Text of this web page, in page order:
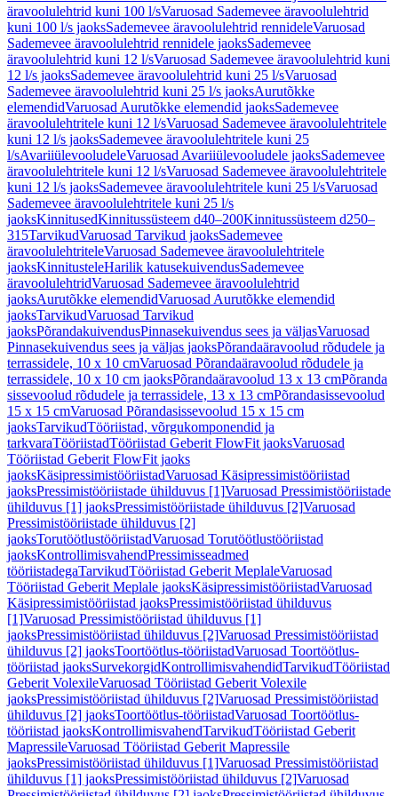
äravoolulehtrid kuni 100 l/sVaruosad Sademevee äravoolulehtrid
kuni 100 l/s jaoksSademevee äravoolulehtrid rennideleVaruosad
Sademevee äravoolulehtrid rennidele jaoksSademevee
äravoolulehtrid kuni 12 l/sVaruosad Sademevee äravoolulehtrid kuni
12 l/s jaoksSademevee äravoolulehtrid kuni 25 l/sVaruosad
Sademevee äravoolulehtrid kuni 25 l/s jaoksAurutõkke
elemendidVaruosad Aurutõkke elemendid jaoksSademevee
äravoolulehtritele kuni 12 l/sVaruosad Sademevee äravoolulehtritele
kuni 12 l/s jaoksSademevee äravoolulehtritele kuni 25
l/sAvariiülevooludeleVaruosad Avariiülevooludele jaoksSademevee
äravoolulehtritele kuni 12 l/sVaruosad Sademevee äravoolulehtritele
kuni 12 l/s jaoksSademevee äravoolulehtritele kuni 25 l/sVaruosad
Sademevee äravoolulehtritele kuni 25 l/s
jaoksKinnitusedKinnitussüsteem d40–200Kinnitussüsteem d250–
315TarvikudVaruosad Tarvikud jaoksSademevee
äravoolulehtriteleVaruosad Sademevee äravoolulehtritele
jaoksKinnitusteleHarilik katusekuivendusSademevee
äravoolulehtridVaruosad Sademevee äravoolulehtrid
jaoksAurutõkke elemendidVaruosad Aurutõkke elemendid
jaoksTarvikudVaruosad Tarvikud
jaoksPõrandakuivendusPinnasekuivendus sees ja väljasVaruosad
Pinnasekuivendus sees ja väljas jaoksPõrandaäravoolud rõdudele ja
terrassidele, 10 x 10 cmVaruosad Põrandaäravoolud rõdudele ja
terrassidele, 10 x 10 cm jaoksPõrandaäravoolud 13 x 13 cmPõranda
sissevoolud rõdudele ja terrassidele, 13 x 13 cmPõrandasissevoolud
15 x 15 cmVaruosad Põrandasissevoolud 15 x 15 cm
jaoksTarvikudTööriistad, võrgukomponendid ja
tarkvaraTööriistadTööriistad Geberit FlowFit jaoksVaruosad
Tööriistad Geberit FlowFit jaoks
jaoksKäsipressimistööriistadVaruosad Käsipressimistööriistad
jaoksPressimistööriistade ühilduvus [1]Varuosad Pressimistööriistade
ühilduvus [1] jaoksPressimistööriistade ühilduvus [2]Varuosad
Pressimistööriistade ühilduvus [2]
jaoksTorutöötlustööriistadVaruosad Torutöötlustööriistad
jaoksKontrollimisvahendPressimisseadmed
tööriistadegaTarvikudTööriistad Geberit MeplaleVaruosad
Tööriistad Geberit Meplale jaoksKäsipressimistööriistadVaruosad
Käsipressimistööriistad jaoksPressimistööriistad ühilduvus
[1]Varuosad Pressimistööriistad ühilduvus [1]
jaoksPressimistööriistad ühilduvus [2]Varuosad Pressimistööriistad
ühilduvus [2] jaoksToortöötlus-tööriistadVaruosad Toortöötlus-
tööriistad jaoksSurvekorgidKontrollimisvahendidTarvikudTööriistad
Geberit VolexileVaruosad Tööriistad Geberit Volexile
jaoksPressimistööriistad ühilduvus [2]Varuosad Pressimistööriistad
ühilduvus [2] jaoksToortöötlus-tööriistadVaruosad Toortöötlus-
tööriistad jaoksKontrollimisvahendTarvikudTööriistad Geberit
MapressileVaruosad Tööriistad Geberit Mapressile
jaoksPressimistööriistad ühilduvus [1]Varuosad Pressimistööriistad
ühilduvus [1] jaoksPressimistööriistad ühilduvus [2]Varuosad